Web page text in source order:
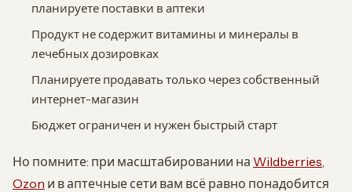
планируете поставки в аптеки
Продукт не содержит витамины и минералы в
лечебных дозировках
Планируете продавать только через собственный
интернет-магазин
Бюджет ограничен и нужен быстрый старт
Но помните: при масштабировании на Wildberries,
Ozon и в аптечные сети вам всё равно понадобится